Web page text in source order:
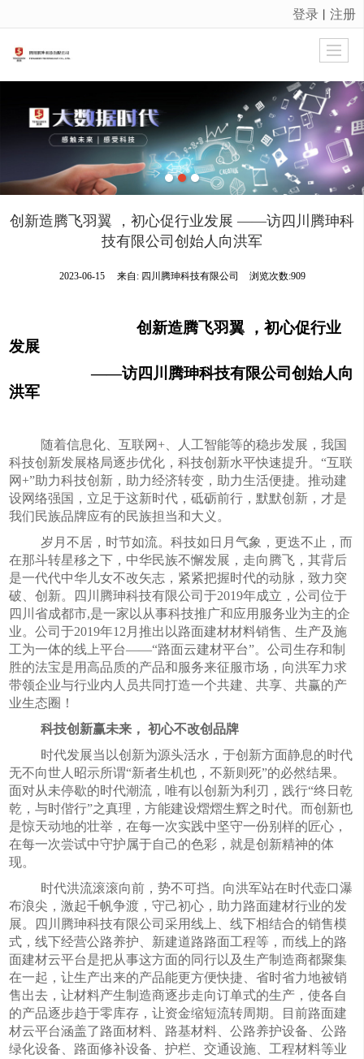
很遗憾，因您的浏览器版本过低导致无法获得最佳浏览体验，推荐下载安装谷歌浏览器！
登录 丨 注册
创新造腾飞羽翼 ，初心促行业发展 ——访四川腾珅科
技有限公司创始人向洪军
2023-06-15 来自: 四川腾珅科技有限公司 浏览次数:909
创新造腾飞羽翼 ，初心促行业
发展
——访四川腾珅科技有限公司创始人向
洪军
随着信息化、互联网+ 、人工智能等的稳步发展，我国
科技创新发展格局逐步优化，科技创新水平快速提升。“互联
网+”助力科技创新，助力经济转变，助力生活便捷。推动建
设网络强国，立足于这新时代，砥砺前行，默默创新，才是
我们民族品牌应有的民族担当和大义。
岁月不居，时节如流。科技如日月气象，更迭不止，而
在那斗转星移之下，中华民族不懈发展，走向腾飞，其背后
是一代代中华儿女不改矢志，紧紧把握时代的动脉，致力突
破、创新。四川腾珅科技有限公司于2019年成立，公司位于
四川省成都市,是一家以从事科技推广和应用服务业为主的企
业。公司于2019年12 月推出以路面建材材料销售、生产及施
工为一体的线上平台——“路面云建材平台”。公司生存和制
胜的法宝是用高品质的产品和服务来征服市场，向洪军力求
带领企业与行业内人员共同打造一个共建、共享、共赢的产
业生态圈！
科技创新赢未来，
初心不改创品牌
时代发展当以创新为源头活水，于创新方面静息的时代
无不向世人昭示所谓“新者生机也，不新则死”的必然结果。
面对从未停歇的时代潮流，唯有以创新为利刃，践行“终日乾
乾，与时偕行”之真理，方能建设熠熠生辉之时代。而创新也
是惊天动地的壮举，在每一次实践中坚守一份别样的匠心，
在每一次尝试中守护属于自己的色彩，就是创新精神的体
现。
时代洪流滚滚向前，势不可挡。向洪军站在时代壶口瀑
布浪尖，激起千帆争渡，守己初心，助力路面建材行业的发
展。四川腾珅科技有限公司采用线上、线下相结合的销售模
式，线下经营公路养护、新建道路路面工程等，而线上的路
面建材云平台是把从事这方面的同行以及生产制造商都聚集
在一起，让生产出来的产品能更方便快捷、省时省力地被销
售出去，让材料产生制造商逐步走向订单式的生产，使各自
的产品逐步趋于零库存，让资金缩短流转周期。目前路面建
材云平台涵盖了路面材料、路基材料、公路养护设备、公路
绿化设备、路面修补设备、护栏、交通设施、工程材料等业